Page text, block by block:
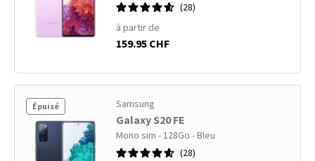
28
à partir de
159.95 CHF
Épuisé Samsung
Galaxy S20 FE
Mono sim - 128Go - Bleu
28